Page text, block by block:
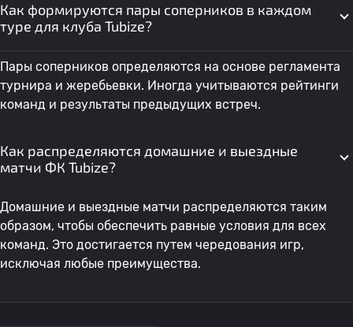
Как формируются пары соперников в каждом
туре для клуба Tubize?
Пары соперников определяются на основе регламента
турнира и жеребьевки. Иногда учитываются рейтинги
команд и результаты предыдущих встреч.
Как распределяются домашние и выездные
матчи ФК Tubize?
Домашние и выездные матчи распределяются таким
образом, чтобы обеспечить равные условия для всех
команд. Это достигается путем чередования игр,
исключая любые преимущества.